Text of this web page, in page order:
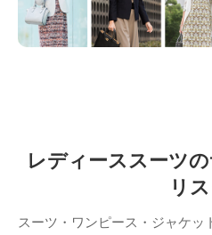
レディーススーツ
リ
スーツ・ワンピース・ジャケッ